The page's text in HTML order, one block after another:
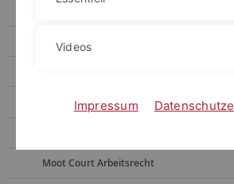
Zur Person
Forschung
Moot Court Arbeitsrecht
Videos
Impressum